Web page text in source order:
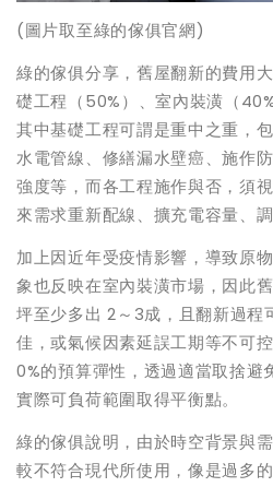
(圖片取至綠的傢俱官網)
綠的傢俱分享，舊屋翻新的費用
礎工程（50%）、室內裝潢（
其中基礎工程可謂是重中之重，
水電管線、修繕漏水壁癌、施作
強度等，而各工程施作與否，須
來需求重新配線、擴充電容量、調
加上因近年受疫情影響，導致原
象也反映在室內裝潢市場，因此
坪至少多出 2～3成，且翻新過程
佳，或氣候因素延誤工期等不可
0%的預算彈性，透過適當取捨避
實際可負荷範圍取得平衡點。
綠的傢俱說明，由於時空背景與
較不符合現代所使用，像是過多